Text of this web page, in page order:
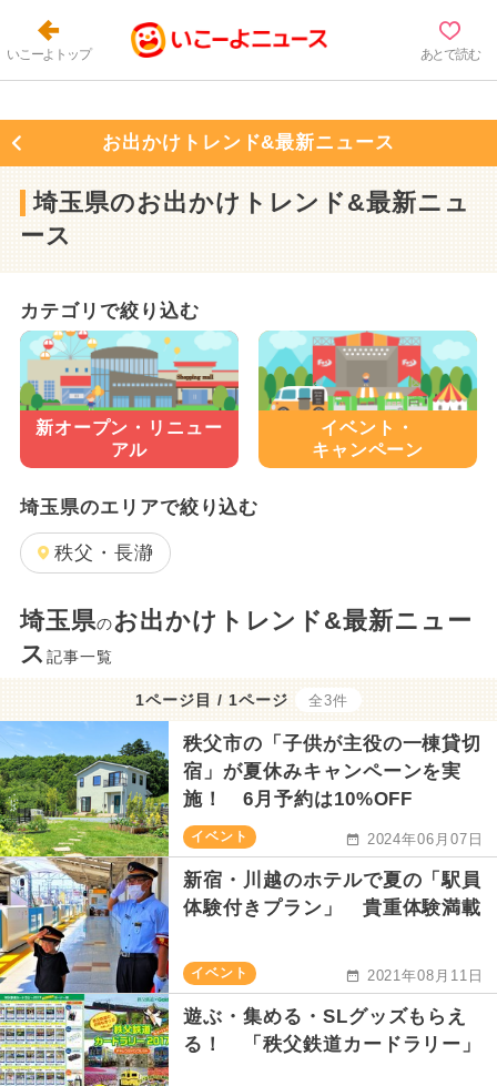
いこーよトップ あとで読む
お出かけトレンド&最新ニュース
埼玉県のお出かけトレンド&最新ニュ
ース
カテゴリで絞り込む
新オープン・ リニュー
アル
イベント・
キャンペーン
埼玉県のエリアで絞り込む
秩父・長瀞
埼玉県のお出かけトレンド&最新ニュー
ス 記事一覧
1ページ目 / 1ページ 全3件
秩父市の「子供が主役の一棟貸切
宿」が夏休みキャンペーンを実
施！ 6月予約は10%OFF
イベント 2024年06月07日
新宿・川越のホテルで夏の「駅員
体験付きプラン」 貴重体験満載
イベント 2021年08月11日
遊ぶ・集める・SLグッズもらえ
る！ 「秩父鉄道カードラリー」